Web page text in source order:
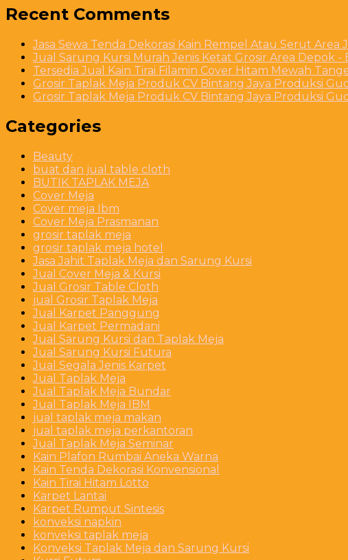
Recent Comments
Jasa Sewa Tenda Dekorasi Kain Rempel Atau Serut
Jual Sarung Kursi Murah Jenis Ketat Grosir Area Depok -
Tersedia Jual Kain Tirai Filamin Cover Hitam Mewah
Grosir Taplak Meja Produk CV Bintang Jaya Produksi
Grosir Taplak Meja Produk CV Bintang Jaya Produksi
Categories
Beauty
buat dan jual table cloth
BUTIK TAPLAK MEJA
Cover Meja
Cover meja Ibm
Cover Meja Prasmanan
grosir taplak meja
grosir taplak meja hotel
Jasa Jahit Taplak Meja dan Sarung Kursi
Jual Cover Meja & Kursi
Jual Grosir Table Cloth
jual Grosir Taplak Meja
Jual Karpet Panggung
Jual Karpet Permadani
Jual Sarung Kursi dan Taplak Meja
Jual Sarung Kursi Futura
Jual Segala Jenis Karpet
Jual Taplak Meja
Jual Taplak Meja Bundar
Jual Taplak Meja IBM
jual taplak meja makan
jual taplak meja perkantoran
Jual Taplak Meja Seminar
Kain Plafon Rumbai Aneka Warna
Kain Tenda Dekorasi Konvensional
Kain Tirai Hitam Lotto
Karpet Lantai
Karpet Rumput Sintesis
konveksi napkin
konveksi taplak meja
Konveksi Taplak Meja dan Sarung Kursi